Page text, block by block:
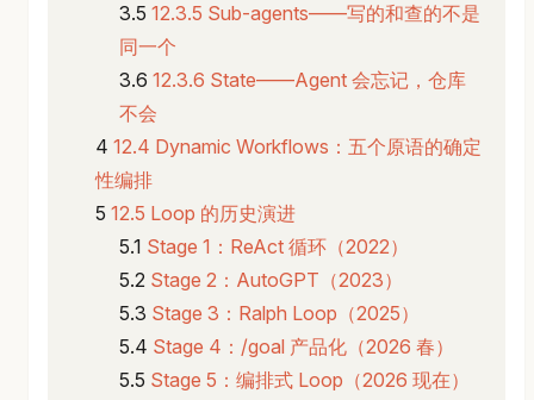
12.3.5 Sub-agents——写的和查的不是
同一个
12.3.6 State——Agent 会忘记，仓库
不会
12.4 Dynamic Workflows：五个原语的确定
性编排
12.5 Loop 的历史演进
Stage 1：ReAct 循环（2022）
Stage 2：AutoGPT（2023）
Stage 3：Ralph Loop（2025）
Stage 4：/goal 产品化（2026 春）
Stage 5：编排式 Loop（2026 现在）